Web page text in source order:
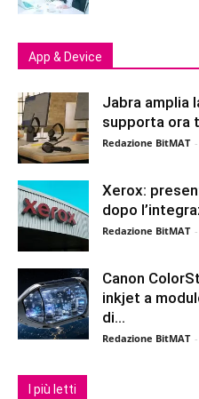
App & Device
Jabra amplia
supporta ora
Redazione BitMAT -
Xerox:
dopo
Redazione BitMAT -
Canon
inkjet a
di...
Redazione BitMAT -
I più letti